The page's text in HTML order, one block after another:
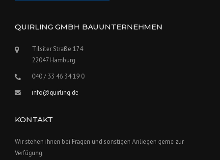
QUIRLING GMBH BAUUNTERNEHMEN
Tilsiter Straße 174
22047 Hamburg
040 / 33 46 34 19 0
info@quirling.de
KONTAKT
Wir stehen ihnen bei Fragen und sonstigen Anliegen gerne zur
Verfügung.